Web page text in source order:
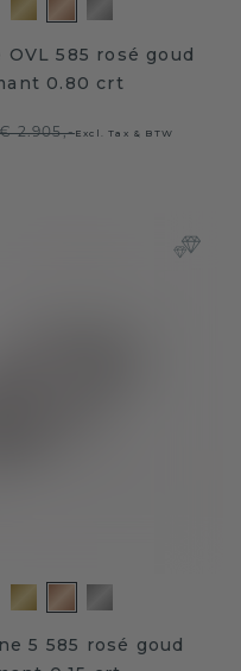
OVL 585 rosé goud
0.80 crt
€ 2.905,-Excl. Tax & BTW
5 585 rosé goud